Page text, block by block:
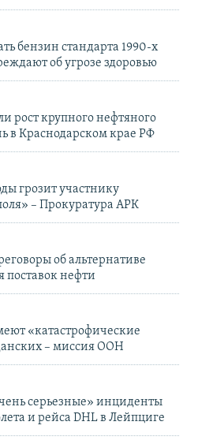
бензин стандарта 1990-х
об угрозе здоровью
рост крупного нефтяного
в Краснодарском крае РФ
грозит участнику
– Прокуратура АРК
об альтернативе
поставок нефти
«катастрофические
– миссия ООН
серьезные» инциденты
и рейса DHL в Лейпциге